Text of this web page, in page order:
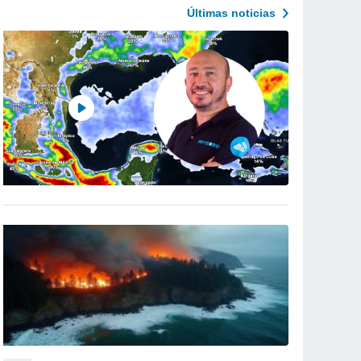
Últimas noticias